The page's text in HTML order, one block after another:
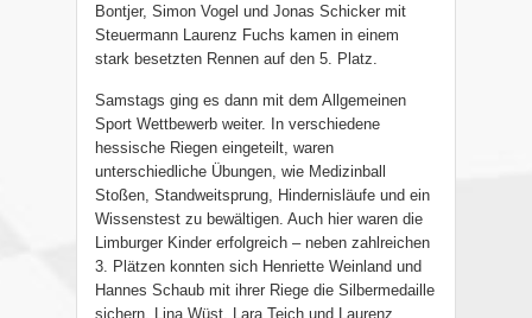
Bontjer, Simon Vogel und Jonas Schicker mit
Steuermann Laurenz Fuchs kamen in einem
stark besetzten Rennen auf den 5. Platz.
Samstags ging es dann mit dem Allgemeinen
Sport Wettbewerb weiter. In verschiedene
hessische Riegen eingeteilt, waren
unterschiedliche Übungen, wie Medizinball
Stoßen, Standweitsprung, Hindernisläufe und ein
Wissenstest zu bewältigen. Auch hier waren die
Limburger Kinder erfolgreich – neben zahlreichen
3. Plätzen konnten sich Henriette Weinland und
Hannes Schaub mit ihrer Riege die Silbermedaille
sichern, Lina Wüst, Lara Teich und Laurenz